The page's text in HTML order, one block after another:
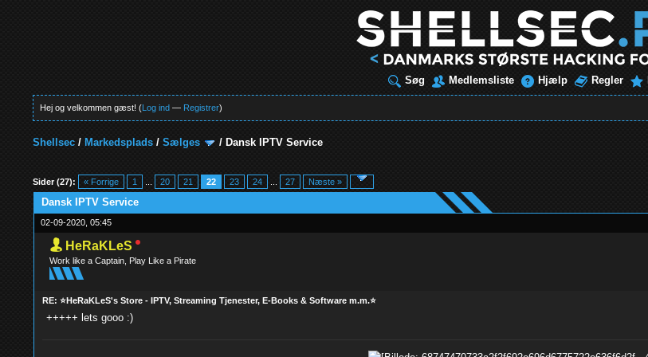
Søg Medlemsliste Hjælp Regler
Hej og velkommen gæst! (Log ind — Registrer)
Shellsec / Markedsplads /Sælges / Dansk IPTV Service
Sider (27): « Forrige 1 20 21 22 23 24 27 Næste »
6 Stemmer - 4 Gennemsnit
1
2
3
4
5
Dansk IPTV Service
02-09-2020, 05:45
HeRaKLeS
Work like a Captain, Play Like a Pirate
RE: ⭐HeRaKLeS's Store - IPTV, Streaming Tjenester, E-Books & Software m.m.⭐
+++++ lets gooo :)